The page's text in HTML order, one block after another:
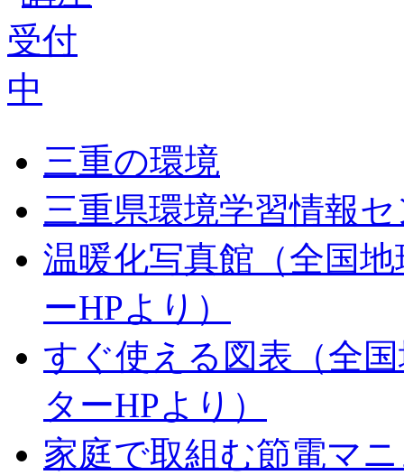
三重の環境
三重県環境学習情報
温暖化写真館（全国
ーHPより）
すぐ使える図表（全
ターHPより）
家庭で取組む節電マ